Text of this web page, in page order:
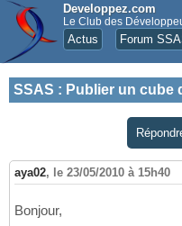
Developpez.com
Le Club des
Actus Forum
SSAS : Publier un cube
aya02, le 23/05/2010 à 15h40
Bonjour,